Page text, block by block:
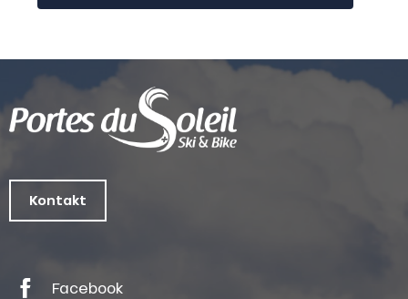
Kontakt
Facebook